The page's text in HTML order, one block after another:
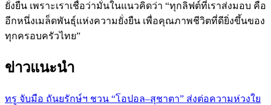
ยั่งยืน เพราะเราเชื่อว่ามั่นในแนวคิดว่า “ทุกลิฟต์ที่เราส่งมอบ คือ
อีกหนึ่งเมล็ดพันธุ์แห่งความยั่งยืน เพื่อคุณภาพชีวิตที่ดียิ่งขึ้นของ
ทุกครอบครัวไทย”
ข่าวแนะนำ
ทรู จับมือ ถันยรักษ์ฯ ชวน “โอปอล–สุชาตา” ส่งต่อความห่วงใย